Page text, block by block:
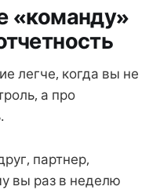
«команду»
легче, когда вы не
а про
партнер,
вы раз в неделю